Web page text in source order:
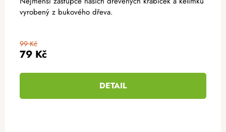
79 Kč
99 Kč
DETAIL
vyrobený z bukového dřeva.